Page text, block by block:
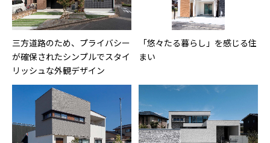
三方道路のため、プライバシー
が確保されたシンプルでスタイ
リッシュな外観デザイン
「悠々たる暮らし」を感じる住
まい